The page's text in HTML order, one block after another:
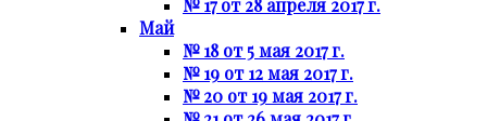
№ 17 от 28 апреля 2017 г.
Май
№ 18 от 5 мая 2017 г.
№ 19 от 12 мая 2017 г.
№ 20 от 19 мая 2017 г.